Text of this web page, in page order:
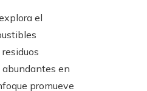
el
en
promueve